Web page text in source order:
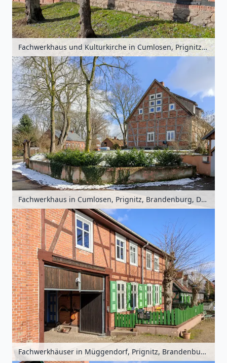
Fachwerkhaus und Kulturkirche in Cumlosen, Prignitz, Brandenburg, Deutschland
Fachwerkhaus in Cumlosen, Prignitz, Brandenburg, Deutschland
Fachwerkhäuser in Müggendorf, Prignitz, Brandenburg, Deutschland